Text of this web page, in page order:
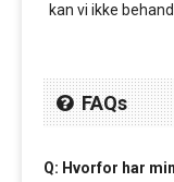
kan vi ikke
FAQs
Q: Hvorfor har